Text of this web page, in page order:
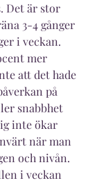
Det är stor
3-4 gånger
i veckan.
mer
att det hade
på
snabbhet
inte ökar
när man
och nivån.
i veckan